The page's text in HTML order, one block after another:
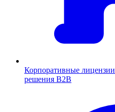
Корпоративные лицензии
решения B2B